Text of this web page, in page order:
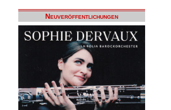
Neuveröffentlichungen